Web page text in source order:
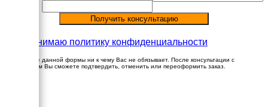
Принимаю политику конфиденциальности
Заполнение данной формы ни к чему Вас не обязывает. После консультации с
менеджером Вы сможете подтвердить, отменить или переоформить заказ.